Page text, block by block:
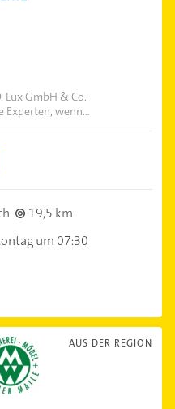
Lux GmbH & Co.
wenn...
19,5 km
um 07:30
AUS DER REGION